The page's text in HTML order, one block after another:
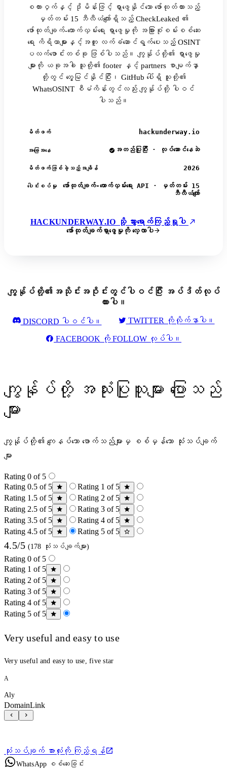
စကားဝှက်နှင့် ဒိုမိန်းဖြင့် ရှာဖွေနိုင်သော ဖော်ထုတ်ထားသည့်
မှတ်တမ်း 15 ဘီလီယံကျော်ရှိသည့် CheckLeaked ၏
ဖော်ထုတ်ချက်-ထောက်လှမ်းရေး ရှာဖွေမှုကို အခြားစုံစမ်းစစ်ဆေး
ရေး ကိရိယာများနှင့်အတူ လက်ခံဆောင်ရွက်ပေးသည့် OSINT
ပလက်ဖောင်းတစ်ခု ဖြစ်ပါသည်။ ကျွန်ုပ်တို့၏ ရှာဖွေမှု
များကို ယခုအခါ သူတို့၏ footer နှင့် partners စာမျက်နှာ
တို့တွင် တွေ့မြင်နိုင်ပြီး၊ GitHub ပေါ်ရှိ သူတို့၏
WhatsOSINT စီမံကိန်းတွင်လည်း ကျွန်ုပ်တို့ ပါဝင်
ပါသည်။
မိတ်ဖက် hackunderway.io
အခြေအနေ အတည်ပြုပြီး · လုပ်ဆောင်နေဆဲ
မိတ်ဖက်ဖြစ်ခဲ့သည့်အချိန် 2026
ပေါင်းစပ်မှု
ဖော်ထုတ်ချက်-ထောက်လှမ်းရေး API · မှတ်တမ်း 15
ဘီလီယံကျော်
HACKUNDERWAY.IO သို့ သွားရောက်ကြည့်ရှုပါ
ဖော်ထုတ်ချက်ရှာဖွေမှုကို လေ့လာပါ
ကျွန်ုပ်တို့၏အသိုင်းအဝိုင်းတွင်ပါဝင်ပြီး အပ်ဒိတ်လုပ်
ထားပါ။
DISCORD ပါဝင်ပါ။ TWITTER ကိုလိုက်နာပါ။
FACEBOOK ကို FOLLOW လုပ်ပါ။
ကျွန်ုပ်တို့ အသုံးပြုသူများ ပြောသည်
များ
ကျွန်ုပ်တို့၏ ကျေနပ်သော ဖောက်သည်များမှ စစ်မှန်သော သုံးသပ်ချက်
များ
Rating 0 of 5
Rating 0.5 of 5
Rating 1 of 5
Rating 1.5 of 5
Rating 2 of 5
Rating 2.5 of 5
Rating 3 of 5
Rating 3.5 of 5
Rating 4 of 5
Rating 4.5 of 5
Rating 5 of 5
4.5/5 (178 သုံးသပ်ချက်များ)
Rating 0 of 5
Rating 1 of 5
Rating 2 of 5
Rating 3 of 5
Rating 4 of 5
Rating 5 of 5
Very useful and easy to use
Very useful and easy to use, five star
A
Aly
DomainLink
သုံးသပ်ချက် အားလုံးကို ကြည့်ရန်
WhatsApp စစ်ဆေးခြင်း